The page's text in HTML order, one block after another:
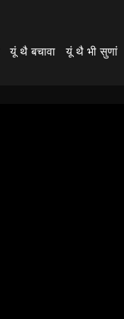
यूं थै बचावा यूं थै भी सुणां